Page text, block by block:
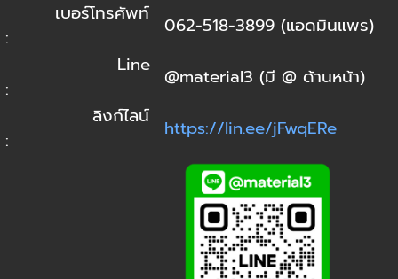
เบอร์โทรศัพท์
:
062-518-3899 (แอดมินแพร)
Line
:
@material3 (มี @ ด้านหน้า)
ลิงก์ไลน์
:
https://lin.ee/jFwqERe